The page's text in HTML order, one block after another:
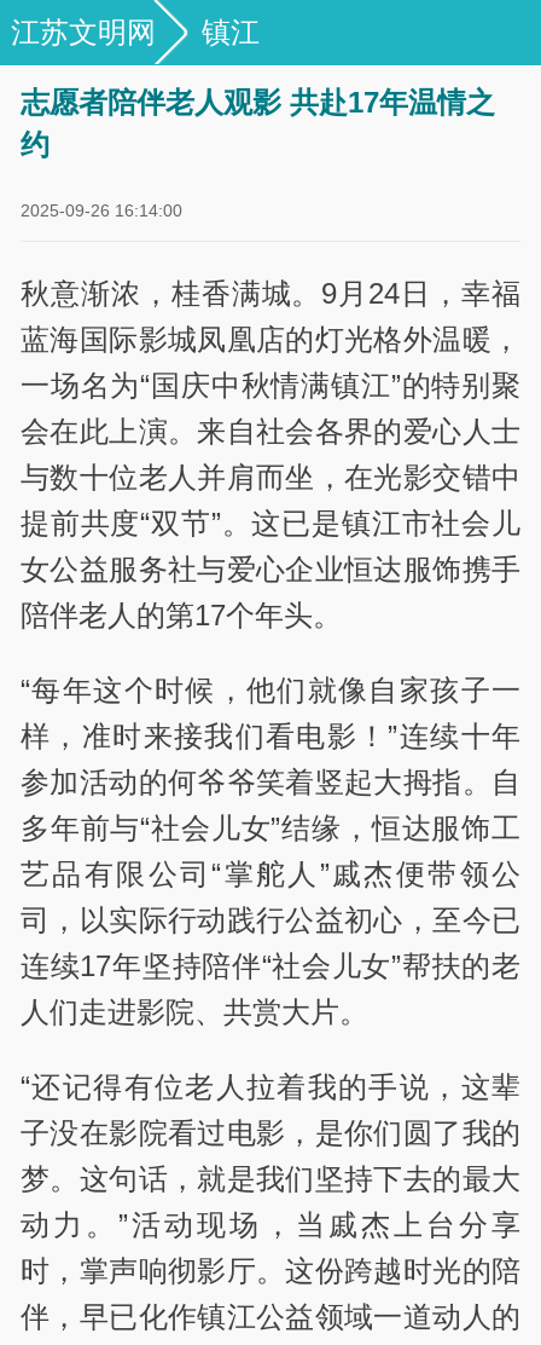
江苏文明网 镇江
志愿者陪伴老人观影 共赴17年温情之
约
2025-09-26 16:14:00
秋意渐浓，桂香满城。9月24日，幸福
蓝海国际影城凤凰店的灯光格外温暖，
一场名为“国庆中秋情满镇江”的特别聚
会在此上演。来自社会各界的爱心人士
与数十位老人并肩而坐，在光影交错中
提前共度“双节”。这已是镇江市社会儿
女公益服务社与爱心企业恒达服饰携手
陪伴老人的第17个年头。
“每年这个时候，他们就像自家孩子一
样，准时来接我们看电影！”连续十年
参加活动的何爷爷笑着竖起大拇指。自
多年前与“社会儿女”结缘，恒达服饰工
艺品有限公司“掌舵人”戚杰便带领公
司，以实际行动践行公益初心，至今已
连续17年坚持陪伴“社会儿女”帮扶的老
人们走进影院、共赏大片。
“还记得有位老人拉着我的手说，这辈
子没在影院看过电影，是你们圆了我的
梦。这句话，就是我们坚持下去的最大
动力。”活动现场，当戚杰上台分享
时，掌声响彻影厅。这份跨越时光的陪
伴，早已化作镇江公益领域一道动人的